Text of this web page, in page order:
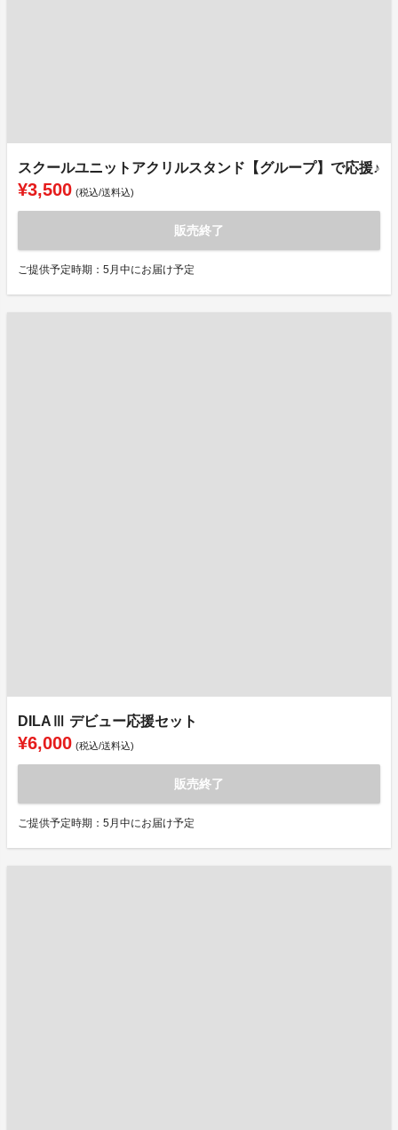
スクールユニットアクリルスタンド【グループ】で応援♪
¥3,500 (税込/送料込)
販売終了
ご提供予定時期：5月中にお届け予定
DILAⅢ デビュー応援セット
¥6,000 (税込/送料込)
販売終了
ご提供予定時期：5月中にお届け予定